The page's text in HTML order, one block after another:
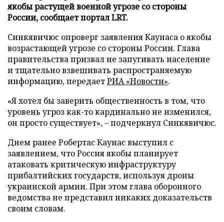
якобы растущей военной угрозе со стороны
России, сообщает портал LRT.
Синкявичюс опроверг заявления Каунаса о якобы
возрастающей угрозе со стороны России. Глава
правительства призвал не запугивать население
и тщательно взвешивать распространяемую
информацию, передаетРИА «Новости».
«Я хотел бы заверить общественность в том, что
уровень угроз как-то кардинально не изменился,
он просто существует», – подчеркнул Синкявичюс.
Днем ранее Робертас Каунас выступил с
заявлением, что Россия якобы планирует
атаковать критическую инфраструктуру
прибалтийских государств, используя дроны
украинской армии. При этом глава оборонного
ведомства не представил никаких доказательств
своим словам.